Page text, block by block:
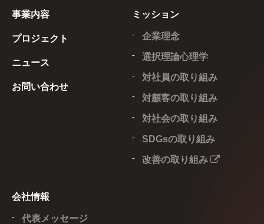
事業内容
プロジェクト
ニュース
お問い合わせ
ミッション
企業理念
選択理論心理学
対社員の取り組み
対顧客の取り組み
対社会の取り組み
SDGsの取り組み
改善の取り組み
会社情報
代表メッセージ